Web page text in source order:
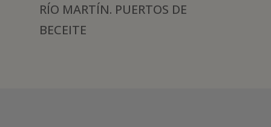
RÍO MARTÍN. PUERTOS DE
BECEITE